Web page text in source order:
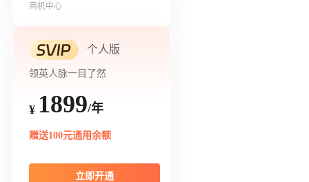
商机中心
个人版
领英人脉一目了然
¥ 1899/年
赠送100元通用余额
立即开通